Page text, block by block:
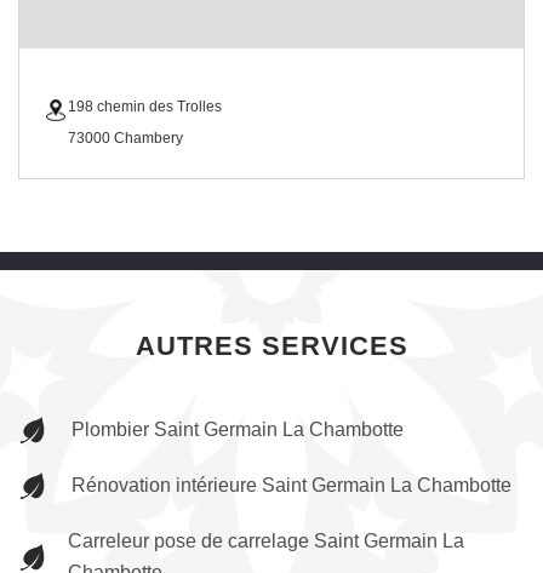
198 chemin des Trolles
73000 Chambery
AUTRES SERVICES
Plombier Saint Germain La Chambotte
Rénovation intérieure Saint Germain La Chambotte
Carreleur pose de carrelage Saint Germain La